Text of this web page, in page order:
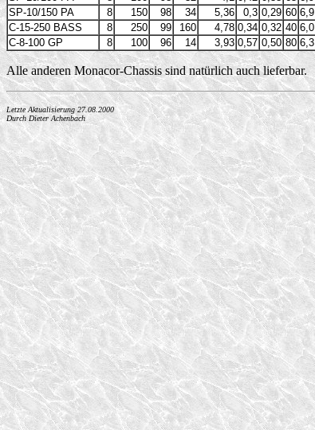
SP-10/150 PA
8 150 98 34 5,36 0,3 0,29 60 6,9
C-15-250 BASS
8 250 99 160 4,78 0,34 0,32 40 6,0
C-8-100 GP
8 100 96 14 3,93 0,57 0,50 80 6,3
Alle anderen Monacor-Chassis sind natürlich auch lieferbar.
Letzte Aktualisierung 27.08.2000
Durch Dieter Achenbach